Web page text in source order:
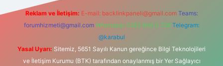
Reklam ve İletişim: E-mail: backlinkpaneli@gmail.com Teams:
forumhizmeti@gmail.com Whatsapp: 0262 606 0 726 Telegram:
@karabul
Yasal Uyarı: Sitemiz, 5651 Sayılı Kanun gereğince Bilgi Teknolojileri
ve İletişim Kurumu (BTK) tarafından onaylanmış bir Yer Sağlayıcı